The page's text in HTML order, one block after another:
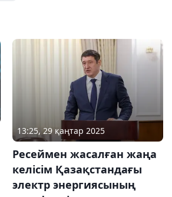
13:25, 29 қаңтар 2025
Ресеймен жасалған жаңа
келісім Қазақстандағы
электр энергиясының